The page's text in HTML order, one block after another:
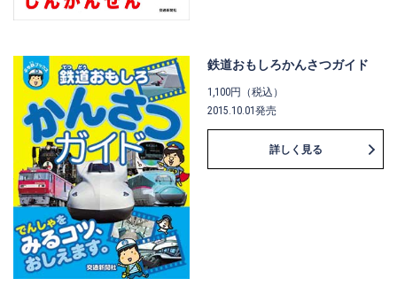
鉄道おもしろかんさつガイド
1,100円（税込）
2015.10.01発売
詳しく見る